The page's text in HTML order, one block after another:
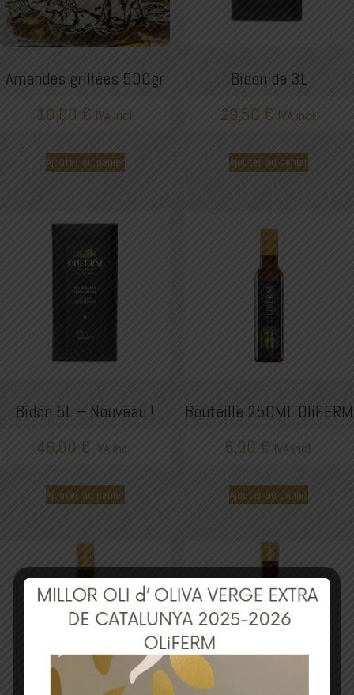
Amandes grillées 500gr
10,00 € IVA incl.
Ajouter au panier
Bidon de 3L
29,50 € IVA incl.
Ajouter au panier
Bidon 5L – Nouveau !
46,00 € IVA incl.
Ajouter au panier
Bouteille 250ML OliFERM
5,00 € IVA incl.
Ajouter au panier